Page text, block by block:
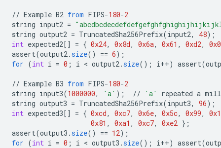
// Example B2 from FIPS-180-2
string input2 =
string output2 = TruncatedSha256Prefix(input2, 48);
int expected2[] = { 0x24, 0x8d, 0x6a, 0x61 , 0xd2,
assert(output2.size() == 6);
for (int i = 0 ; i < output2.size(); i++) assert(
// Example B3 from FIPS-180-2
string input3(1000000, 'a' ); // 'a' repeated a
string output3 = TruncatedSha256Prefix(input3, 96);
int expected3[] = { 0xcd, 0xc7, 0x6e, 0x5c, 0x99,
0x81 , 0xa1 , 0xc7, 0xe2 } ;
assert(output3 .size() == 12);
for (int i = 0 ; i < output3 .size(); i++) assert(